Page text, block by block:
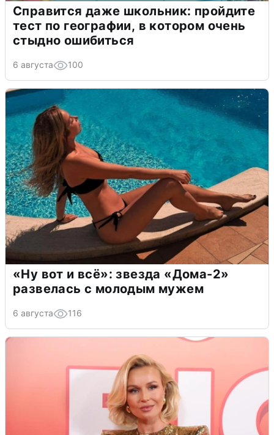
Справится даже школьник: пройдите
тест по географии, в котором очень
стыдно ошибиться
6 августа 100
«Ну вот и всё»: звезда «Дома-2»
развелась с молодым мужем
6 августа 116